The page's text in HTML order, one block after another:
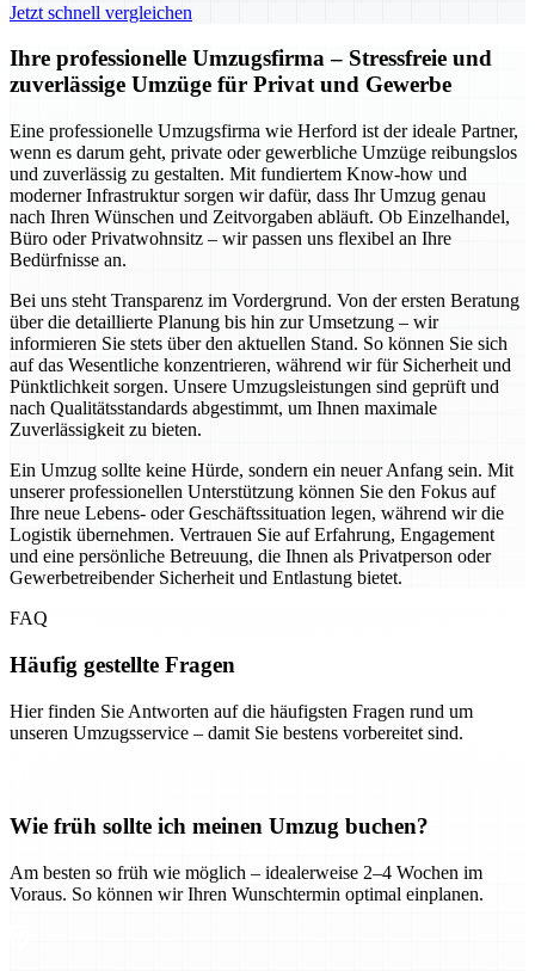
Jetzt schnell vergleichen
Ihre professionelle Umzugsfirma – Stressfreie und
zuverlässige Umzüge für Privat und Gewerbe
Eine professionelle Umzugsfirma wie Herford ist der ideale Partner,
wenn es darum geht, private oder gewerbliche Umzüge reibungslos
und zuverlässig zu gestalten. Mit fundiertem Know-how und
moderner Infrastruktur sorgen wir dafür, dass Ihr Umzug genau
nach Ihren Wünschen und Zeitvorgaben abläuft. Ob Einzelhandel,
Büro oder Privatwohnsitz – wir passen uns flexibel an Ihre
Bedürfnisse an.
Bei uns steht Transparenz im Vordergrund. Von der ersten Beratung
über die detaillierte Planung bis hin zur Umsetzung – wir
informieren Sie stets über den aktuellen Stand. So können Sie sich
auf das Wesentliche konzentrieren, während wir für Sicherheit und
Pünktlichkeit sorgen. Unsere Umzugsleistungen sind geprüft und
nach Qualitätsstandards abgestimmt, um Ihnen maximale
Zuverlässigkeit zu bieten.
Ein Umzug sollte keine Hürde, sondern ein neuer Anfang sein. Mit
unserer professionellen Unterstützung können Sie den Fokus auf
Ihre neue Lebens- oder Geschäftssituation legen, während wir die
Logistik übernehmen. Vertrauen Sie auf Erfahrung, Engagement
und eine persönliche Betreuung, die Ihnen als Privatperson oder
Gewerbetreibender Sicherheit und Entlastung bietet.
FAQ
Häufig gestellte Fragen
Hier finden Sie Antworten auf die häufigsten Fragen rund um
unseren Umzugsservice – damit Sie bestens vorbereitet sind.
Wie früh sollte ich meinen Umzug buchen?
Am besten so früh wie möglich – idealerweise 2–4 Wochen im
Voraus. So können wir Ihren Wunschtermin optimal einplanen.